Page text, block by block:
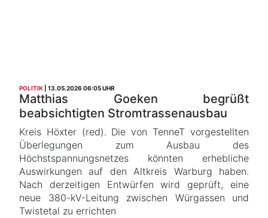
POLITIK 13.05.2026 06:05 UHR
Matthias Goeken begrüßt
beabsichtigten Stromtrassenausbau
Kreis Höxter (red). Die von TenneT vorgestellten
Überlegungen zum Ausbau des
Höchstspannungsnetzes könnten erhebliche
Auswirkungen auf den Altkreis Warburg haben.
Nach derzeitigen Entwürfen wird geprüft, eine
neue 380-kV-Leitung zwischen Würgassen und
Twistetal zu errichten